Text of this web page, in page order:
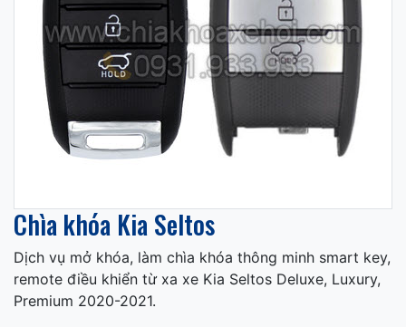
Chìa khóa Kia Seltos
Dịch vụ mở khóa, làm chìa khóa thông minh smart key,
remote điều khiển từ xa xe Kia Seltos Deluxe, Luxury,
Premium 2020-2021.